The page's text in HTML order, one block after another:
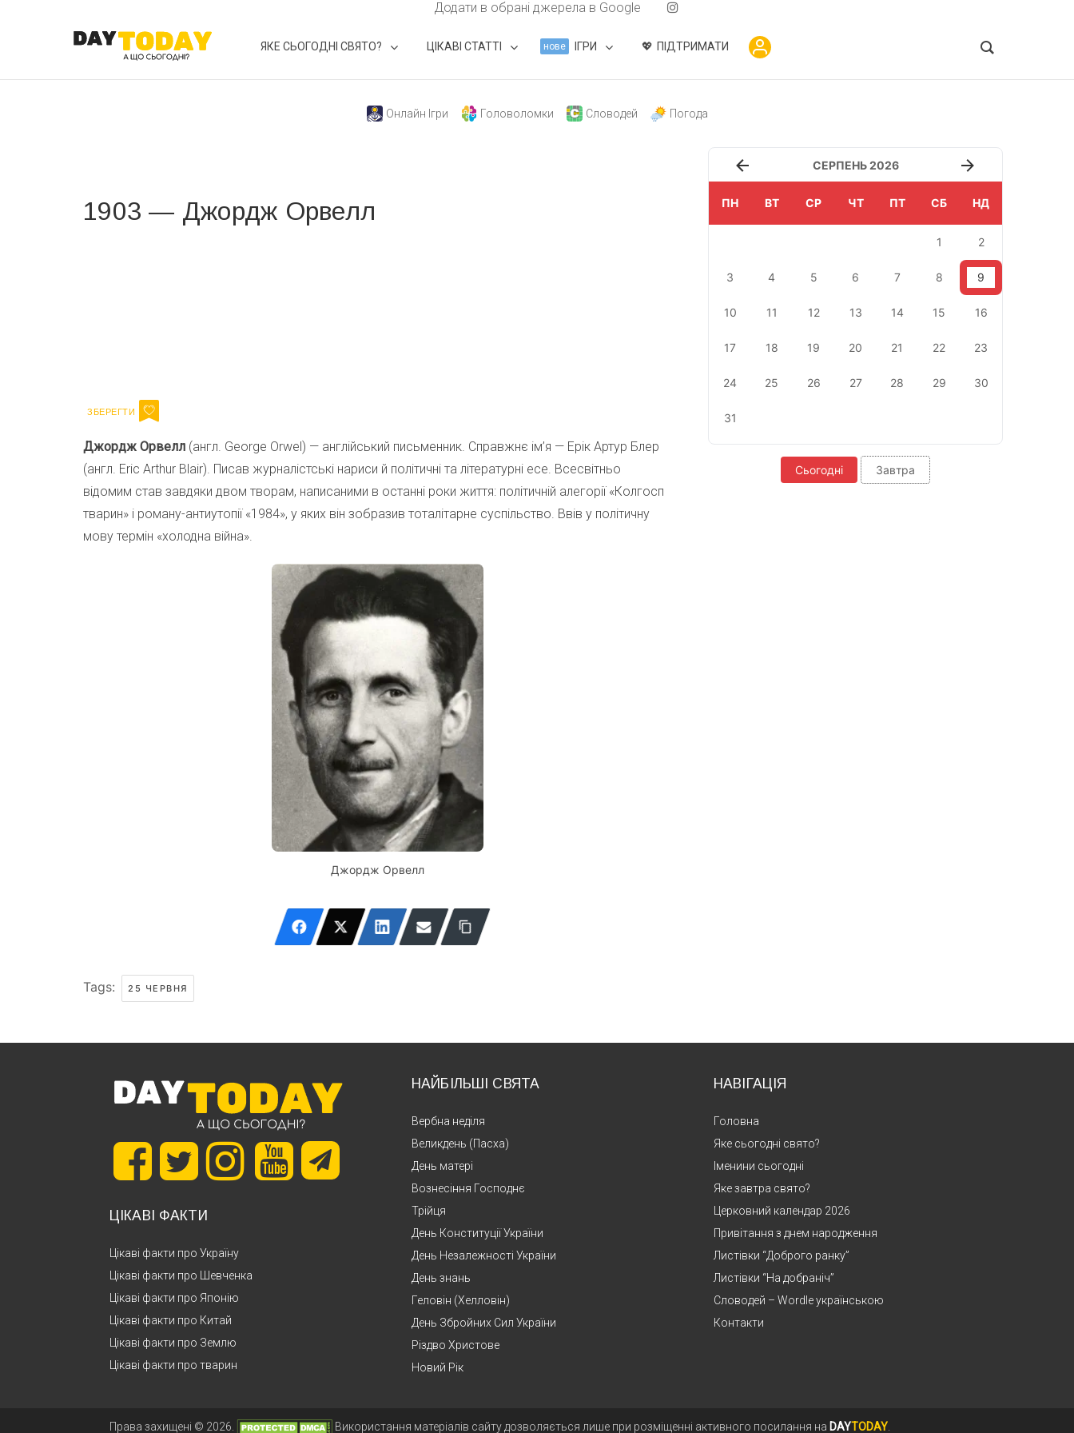
Додати в обрані джерела в Google
ЯКЕ СЬОГОДНІ СВЯТО? ЦІКАВІ СТАТТІ нове ІГРИ ПІДТРИМАТИ
Онлайн Ігри Головоломки Словодей Погода
1903 — Джордж Орвелл
Джордж Орвелл (англ. George Orwel) — англійський письменник. Справжнє ім’я — Ерік Артур Блер
(англ. Eric Arthur Blair). Писав журналістські нариси й політичні та літературні есе. Всесвітньо
відомим став завдяки двом творам, написаними в останні роки життя: політичній алегорії «Колгосп
тварин» і роману-антиутопії «1984», у яких він зобразив тоталітарне суспільство. Ввів у політичну
мову термін «холодна війна».
Джордж Орвелл
Tags: 25 ЧЕРВНЯ
СЕРПЕНЬ 2026
ПН ВТ СР ЧТ ПТ СБ НД
1 2
3 4 5 6 7 8 9
10 11 12 13 14 15 16
17 18 19 20 21 22 23
24 25 26 27 28 29 30
31
Сьогодні Завтра
ЦІКАВІ ФАКТИ
Цікаві факти про Україну
Цікаві факти про Шевченка
Цікаві факти про Японію
Цікаві факти про Китай
Цікаві факти про Землю
Цікаві факти про тварин
НАЙБІЛЬШІ СВЯТА
Вербна неділя
Великдень (Пасха)
День матері
Вознесіння Господнє
Трійця
День Конституції України
День Незалежності України
День знань
Геловін (Хелловін)
День Збройних Сил України
Різдво Христове
Новий Рік
НАВІГАЦІЯ
Головна
Яке сьогодні свято?
Іменини сьогодні
Яке завтра свято?
Церковний календар 2026
Привітання з днем народження
Листівки “Доброго ранку”
Листівки “На добраніч”
Словодей – Wordle українською
Контакти
Права захищені © 2026. Використання матеріалів сайту дозволяється лише при розміщенні активного посилання на DAYTODAY